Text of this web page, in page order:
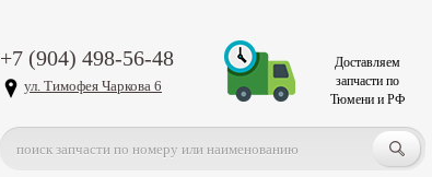
+7 (904) 498-56-48
ул. Тимофея Чаркова 6
Доставляем
запчасти по
Тюмени и РФ